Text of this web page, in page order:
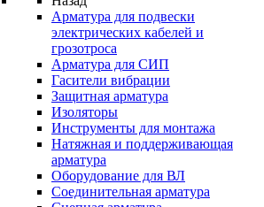
Арматура для подвески
электрических кабелей и
грозотроса
Арматура для СИП
Гасители вибрации
Защитная арматура
Изоляторы
Инструменты для монтажа
Натяжная и поддерживающая
арматура
Оборудование для ВЛ
Соединительная арматура